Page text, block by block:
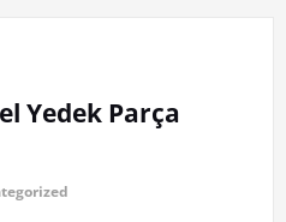
Yedek Parça